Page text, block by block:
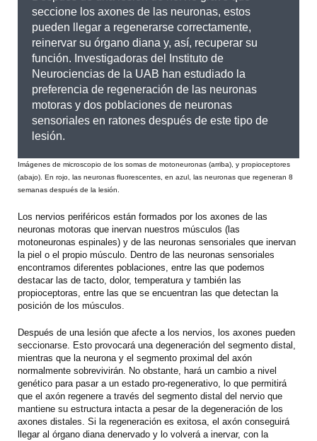
seccione los axones de las neuronas, estos
pueden llegar a regenerarse correctamente,
reinervar su órgano diana y, así, recuperar su
función. Investigadoras del Instituto de
Neurociencias de la UAB han estudiado la
preferencia de regeneración de las neuronas
motoras y dos poblaciones de neuronas
sensoriales en ratones después de este tipo de
lesión.
Imágenes de microscopio de los somas de motoneuronas (arriba), y propioceptores
(abajo). En rojo, las neuronas fluorescentes, en azul, las neuronas que regeneran 8
semanas después de la lesión.
Los nervios periféricos están formados por los axones de las
neuronas motoras que inervan nuestros músculos (las
motoneuronas espinales) y de las neuronas sensoriales que inervan
la piel o el propio músculo. Dentro de las neuronas sensoriales
encontramos diferentes poblaciones, entre las que podemos
destacar las de tacto, dolor, temperatura y también las
propioceptoras, entre las que se encuentran las que detectan la
posición de los músculos.
Después de una lesión que afecte a los nervios, los axones pueden
seccionarse. Esto provocará una degeneración del segmento distal,
mientras que la neurona y el segmento proximal del axón
normalmente sobrevivirán. No obstante, hará un cambio a nivel
genético para pasar a un estado pro-regenerativo, lo que permitirá
que el axón regenere a través del segmento distal del nervio que
mantiene su estructura intacta a pesar de la degeneración de los
axones distales. Si la regeneración es exitosa, el axón conseguirá
llegar al órgano diana denervado y lo volverá a inervar, con la